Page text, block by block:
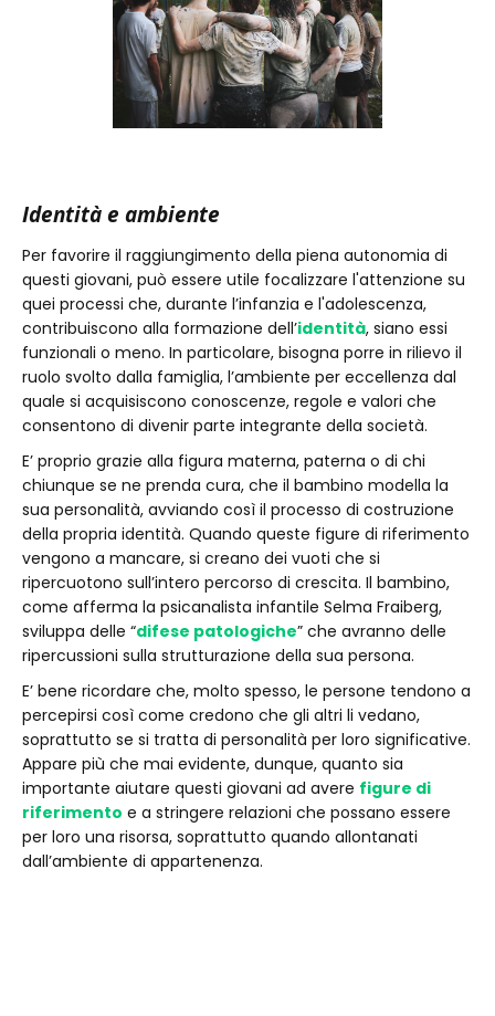
Identità e ambiente
Per favorire il raggiungimento della piena autonomia di
questi giovani, può essere utile focalizzare l'attenzione su
quei processi che, durante l’infanzia e l'adolescenza,
contribuiscono alla formazione dell’identità, siano essi
funzionali o meno. In particolare, bisogna porre in rilievo il
ruolo svolto dalla famiglia, l’ambiente per eccellenza dal
quale si acquisiscono conoscenze, regole e valori che
consentono di divenir parte integrante della società.
E’ proprio grazie alla figura materna, paterna o di chi
chiunque se ne prenda cura, che il bambino modella la
sua personalità, avviando così il processo di costruzione
della propria identità. Quando queste figure di riferimento
vengono a mancare, si creano dei vuoti che si
ripercuotono sull’intero percorso di crescita. Il bambino,
come afferma la psicanalista infantile Selma Fraiberg,
sviluppa delle “difese patologiche” che avranno delle
ripercussioni sulla strutturazione della sua persona.
E’ bene ricordare che, molto spesso, le persone tendono a
percepirsi così come credono che gli altri li vedano,
soprattutto se si tratta di personalità per loro significative.
Appare più che mai evidente, dunque, quanto sia
importante aiutare questi giovani ad avere figure di
riferimento e a stringere relazioni che possano essere
per loro una risorsa, soprattutto quando allontanati
dall’ambiente di appartenenza.